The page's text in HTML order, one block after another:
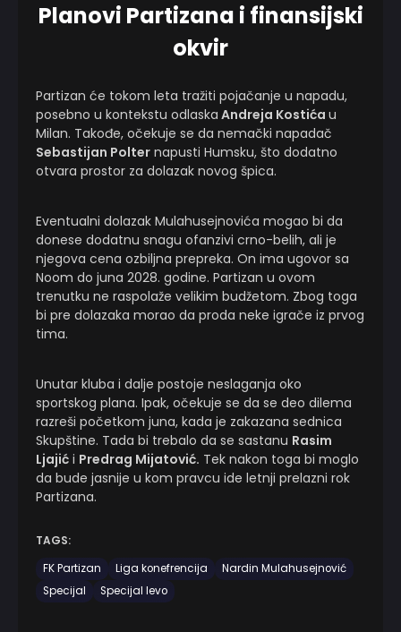
Planovi Partizana i finansijski
okvir
Partizan će tokom leta tražiti pojačanje u napadu,
posebno u kontekstu odlaska Andreja Kostića u
Milan. Takođe, očekuje se da nemački napadač
Sebastijan Polter napusti Humsku, što dodatno
otvara prostor za dolazak novog špica.
Eventualni dolazak Mulahusejnovića mogao bi da
donese dodatnu snagu ofanzivi crno-belih, ali je
njegova cena ozbiljna prepreka. On ima ugovor sa
Noom do juna 2028. godine. Partizan u ovom
trenutku ne raspolaže velikim budžetom. Zbog toga
bi pre dolazaka morao da proda neke igrače iz prvog
tima.
Unutar kluba i dalje postoje neslaganja oko
sportskog plana. Ipak, očekuje se da se deo dilema
razreši početkom juna, kada je zakazana sednica
Skupštine. Tada bi trebalo da se sastanu Rasim
Ljajić i Predrag Mijatović. Tek nakon toga bi moglo
da bude jasnije u kom pravcu ide letnji prelazni rok
Partizana.
TAGS:
FK Partizan
Liga konefrencija
Nardin Mulahusejnović
Specijal
Specijal levo